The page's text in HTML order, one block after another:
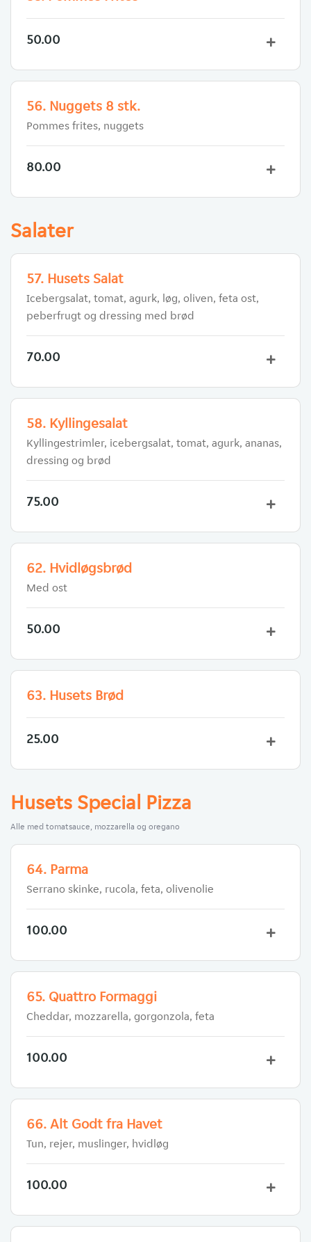
50.00
56. Nuggets 8 stk.
Pommes frites, nuggets
80.00
Salater
57. Husets Salat
Icebergsalat, tomat, agurk, løg, oliven, feta ost,
peberfrugt og dressing med brød
70.00
58. Kyllingesalat
Kyllingestrimler, icebergsalat, tomat, agurk, ananas,
dressing og brød
75.00
62. Hvidløgsbrød
Med ost
50.00
63. Husets Brød
25.00
Husets Special Pizza
Alle med tomatsauce, mozzarella og oregano
64. Parma
Serrano skinke, rucola, feta, olivenolie
100.00
65. Quattro Formaggi
Cheddar, mozzarella, gorgonzola, feta
100.00
66. Alt Godt fra Havet
Tun, rejer, muslinger, hvidløg
100.00